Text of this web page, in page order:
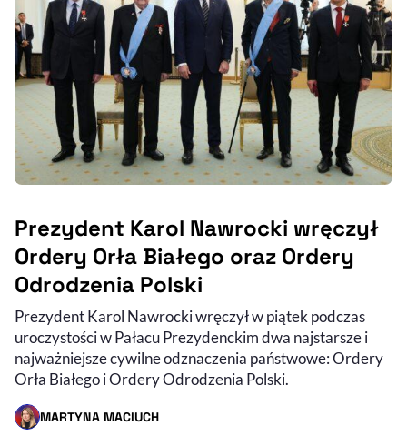
Prezydent Karol Nawrocki wręczył
Ordery Orła Białego oraz Ordery
Odrodzenia Polski
Prezydent Karol Nawrocki wręczył w piątek podczas
uroczystości w Pałacu Prezydenckim dwa najstarsze i
najważniejsze cywilne odznaczenia państwowe: Ordery
Orła Białego i Ordery Odrodzenia Polski.
MARTYNA MACIUCH
- AUTOR ARTYKUŁU - PROFIL